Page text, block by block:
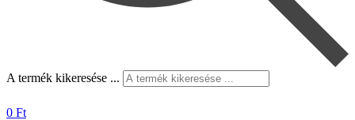
A termék kikeresése ...
0 Ft